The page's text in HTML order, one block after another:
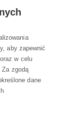
aby zapewnić
w celu
Za zgodą
dane